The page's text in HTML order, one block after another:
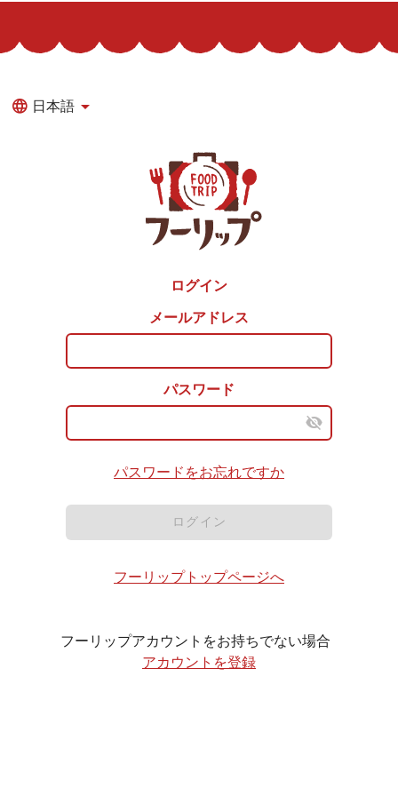
日本語
ログイン
メールアドレス
パスワード
パスワードをお忘れですか
ログイン
フーリップトップページへ
フーリップアカウントをお持ちでない場合
アカウントを登録